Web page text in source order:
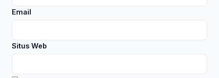
Email
Situs Web